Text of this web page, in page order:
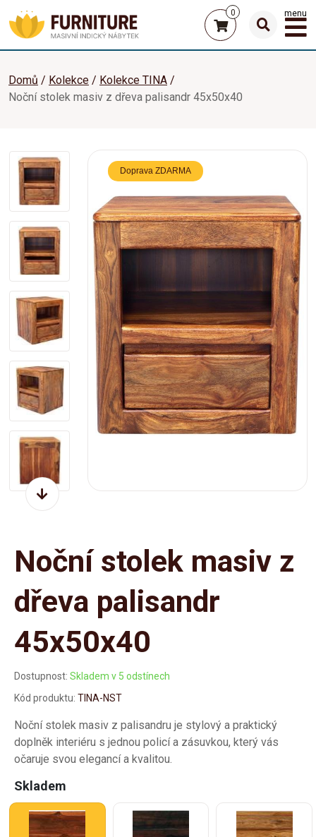
0 menu
Domů Kolekce
Kolekce TINA
Noční stolek masiv z dřeva palisandr 45x50x40
Doprava ZDARMA
Noční stolek masiv z
dřeva palisandr
45x50x40
Dostupnost: Skladem v 5 odstínech
Kód produktu: TINA-NST
Noční stolek masiv z palisandru je stylový a praktický
doplněk interiéru s jednou policí a zásuvkou, který vás
očaruje svou elegancí a kvalitou.
Skladem